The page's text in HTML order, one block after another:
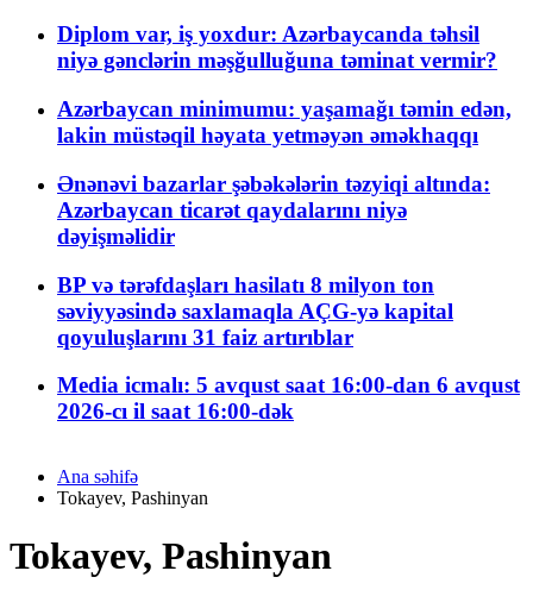
Diplom var, iş yoxdur: Azərbaycanda təhsil
niyə gənclərin məşğulluğuna təminat vermir?
Azərbaycan minimumu: yaşamağı təmin edən,
lakin müstəqil həyata yetməyən əməkhaqqı
Ənənəvi bazarlar şəbəkələrin təzyiqi altında:
Azərbaycan ticarət qaydalarını niyə
dəyişməlidir
BP və tərəfdaşları hasilatı 8 milyon ton
səviyyəsində saxlamaqla AÇG-yə kapital
qoyuluşlarını 31 faiz artırıblar
Media icmalı: 5 avqust saat 16:00-dan 6 avqust
2026-cı il saat 16:00-dək
Ana səhifə
Tokayev, Pashinyan
Tokayev, Pashinyan